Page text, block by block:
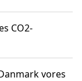
CO2-
vores